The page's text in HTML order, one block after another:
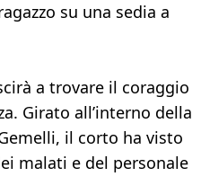
su una sedia a
a trovare il coraggio
Girato all’interno della
il corto ha visto
malati e del personale